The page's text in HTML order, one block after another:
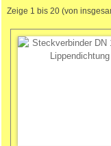
Zeige 1 bis 20 (von